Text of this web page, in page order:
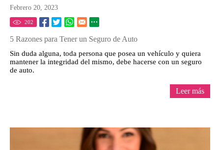
Febrero 20, 2023
202
5 Razones para Tener un Seguro de Auto
Sin duda alguna, toda persona que posea un vehículo y quiera
mantener la integridad del mismo, debe hacerse con un seguro
de auto.
Leer más